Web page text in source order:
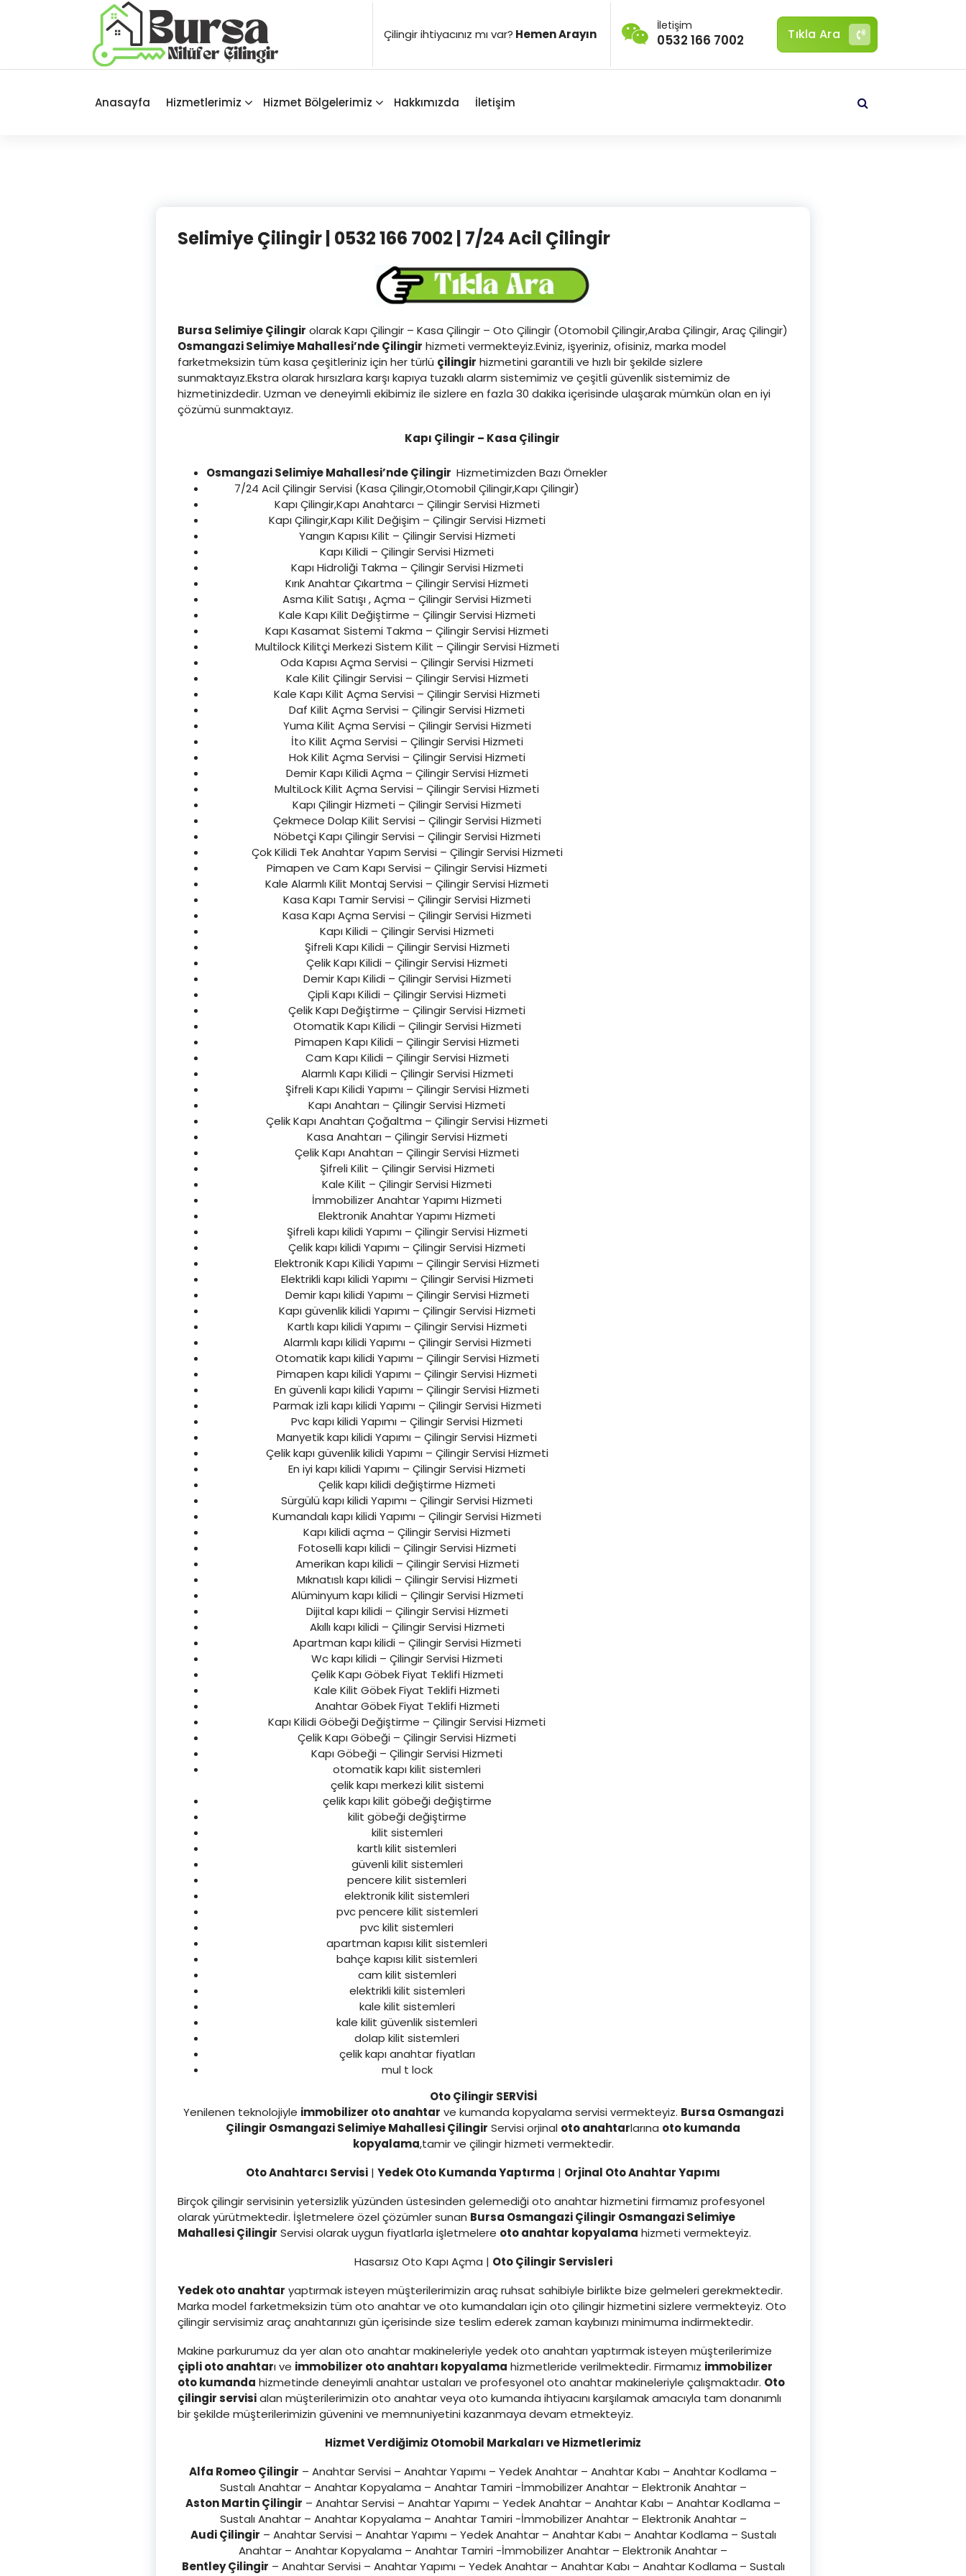
Çilingir ihtiyacınız mı var? Hemen Arayın
İletişim
0532 166 7002 Tıkla Ara
Anasayfa Hizmetlerimiz Hizmet Bölgelerimiz Hakkımızda İletişim
Selimiye Çilingir | 0532 166 7002 | 7/24 Acil Çilingir
Bursa Selimiye Çilingir olarak Kapı Çilingir – Kasa Çilingir – Oto Çilingir (Otomobil Çilingir,Araba Çilingir, Araç Çilingir)
OsmangaziSelimiye Mahallesi’nde Çilingir hizmeti vermekteyiz.Eviniz, işyeriniz, ofisiniz, marka model
farketmeksizin tüm kasa çeşitleriniz için her türlü çilingir hizmetini garantili ve hızlı bir şekilde sizlere
sunmaktayız.Ekstra olarak hırsızlara karşı kapıya tuzaklı alarm sistemimiz ve çeşitli güvenlik sistemimiz de
hizmetinizdedir. Uzman ve deneyimli ekibimiz ile sizlere en fazla 30 dakika içerisinde ulaşarak mümkün olan en iyi
çözümü sunmaktayız.
Kapı Çilingir – Kasa Çilingir
Osmangazi Selimiye Mahallesi’nde Çilingir Hizmetimizden Bazı Örnekler
7/24 Acil Çilingir Servisi (Kasa Çilingir,Otomobil Çilingir,Kapı Çilingir)
Kapı Çilingir,Kapı Anahtarcı – Çilingir Servisi Hizmeti
Kapı Çilingir,Kapı Kilit Değişim – Çilingir Servisi Hizmeti
Yangın Kapısı Kilit – Çilingir Servisi Hizmeti
Kapı Kilidi – Çilingir Servisi Hizmeti
Kapı Hidroliği Takma – Çilingir Servisi Hizmeti
Kırık Anahtar Çıkartma – Çilingir Servisi Hizmeti
Asma Kilit Satışı , Açma – Çilingir Servisi Hizmeti
Kale Kapı Kilit Değiştirme – Çilingir Servisi Hizmeti
Kapı Kasamat Sistemi Takma – Çilingir Servisi Hizmeti
Multilock Kilitçi Merkezi Sistem Kilit – Çilingir Servisi Hizmeti
Oda Kapısı Açma Servisi – Çilingir Servisi Hizmeti
Kale Kilit Çilingir Servisi – Çilingir Servisi Hizmeti
Kale Kapı Kilit Açma Servisi – Çilingir Servisi Hizmeti
Daf Kilit Açma Servisi – Çilingir Servisi Hizmeti
Yuma Kilit Açma Servisi – Çilingir Servisi Hizmeti
İto Kilit Açma Servisi – Çilingir Servisi Hizmeti
Hok Kilit Açma Servisi – Çilingir Servisi Hizmeti
Demir Kapı Kilidi Açma – Çilingir Servisi Hizmeti
MultiLock Kilit Açma Servisi – Çilingir Servisi Hizmeti
Kapı Çilingir Hizmeti – Çilingir Servisi Hizmeti
Çekmece Dolap Kilit Servisi – Çilingir Servisi Hizmeti
Nöbetçi Kapı Çilingir Servisi – Çilingir Servisi Hizmeti
Çok Kilidi Tek Anahtar Yapım Servisi – Çilingir Servisi Hizmeti
Pimapen ve Cam Kapı Servisi – Çilingir Servisi Hizmeti
Kale Alarmlı Kilit Montaj Servisi – Çilingir Servisi Hizmeti
Kasa Kapı Tamir Servisi – Çilingir Servisi Hizmeti
Kasa Kapı Açma Servisi – Çilingir Servisi Hizmeti
Kapı Kilidi – Çilingir Servisi Hizmeti
Şifreli Kapı Kilidi – Çilingir Servisi Hizmeti
Çelik Kapı Kilidi – Çilingir Servisi Hizmeti
Demir Kapı Kilidi – Çilingir Servisi Hizmeti
Çipli Kapı Kilidi – Çilingir Servisi Hizmeti
Çelik Kapı Değiştirme – Çilingir Servisi Hizmeti
Otomatik Kapı Kilidi – Çilingir Servisi Hizmeti
Pimapen Kapı Kilidi – Çilingir Servisi Hizmeti
Cam Kapı Kilidi – Çilingir Servisi Hizmeti
Alarmlı Kapı Kilidi – Çilingir Servisi Hizmeti
Şifreli Kapı Kilidi Yapımı – Çilingir Servisi Hizmeti
Kapı Anahtarı – Çilingir Servisi Hizmeti
Çelik Kapı Anahtarı Çoğaltma – Çilingir Servisi Hizmeti
Kasa Anahtarı – Çilingir Servisi Hizmeti
Çelik Kapı Anahtarı – Çilingir Servisi Hizmeti
Şifreli Kilit – Çilingir Servisi Hizmeti
Kale Kilit – Çilingir Servisi Hizmeti
İmmobilizer Anahtar Yapımı Hizmeti
Elektronik Anahtar Yapımı Hizmeti
Şifreli kapı kilidi Yapımı – Çilingir Servisi Hizmeti
Çelik kapı kilidi Yapımı – Çilingir Servisi Hizmeti
Elektronik Kapı Kilidi Yapımı – Çilingir Servisi Hizmeti
Elektrikli kapı kilidi Yapımı – Çilingir Servisi Hizmeti
Demir kapı kilidi Yapımı – Çilingir Servisi Hizmeti
Kapı güvenlik kilidi Yapımı – Çilingir Servisi Hizmeti
Kartlı kapı kilidi Yapımı – Çilingir Servisi Hizmeti
Alarmlı kapı kilidi Yapımı – Çilingir Servisi Hizmeti
Otomatik kapı kilidi Yapımı – Çilingir Servisi Hizmeti
Pimapen kapı kilidi Yapımı – Çilingir Servisi Hizmeti
En güvenli kapı kilidi Yapımı – Çilingir Servisi Hizmeti
Parmak izli kapı kilidi Yapımı – Çilingir Servisi Hizmeti
Pvc kapı kilidi Yapımı – Çilingir Servisi Hizmeti
Manyetik kapı kilidi Yapımı – Çilingir Servisi Hizmeti
Çelik kapı güvenlik kilidi Yapımı – Çilingir Servisi Hizmeti
En iyi kapı kilidi Yapımı – Çilingir Servisi Hizmeti
Çelik kapı kilidi değiştirme Hizmeti
Sürgülü kapı kilidi Yapımı – Çilingir Servisi Hizmeti
Kumandalı kapı kilidi Yapımı – Çilingir Servisi Hizmeti
Kapı kilidi açma – Çilingir Servisi Hizmeti
Fotoselli kapı kilidi – Çilingir Servisi Hizmeti
Amerikan kapı kilidi – Çilingir Servisi Hizmeti
Mıknatıslı kapı kilidi – Çilingir Servisi Hizmeti
Alüminyum kapı kilidi – Çilingir Servisi Hizmeti
Dijital kapı kilidi – Çilingir Servisi Hizmeti
Akıllı kapı kilidi – Çilingir Servisi Hizmeti
Apartman kapı kilidi – Çilingir Servisi Hizmeti
Wc kapı kilidi – Çilingir Servisi Hizmeti
Çelik Kapı Göbek Fiyat Teklifi Hizmeti
Kale Kilit Göbek Fiyat Teklifi Hizmeti
Anahtar Göbek Fiyat Teklifi Hizmeti
Kapı Kilidi Göbeği Değiştirme – Çilingir Servisi Hizmeti
Çelik Kapı Göbeği – Çilingir Servisi Hizmeti
Kapı Göbeği – Çilingir Servisi Hizmeti
otomatik kapı kilit sistemleri
çelik kapı merkezi kilit sistemi
çelik kapı kilit göbeği değiştirme
kilit göbeği değiştirme
kilit sistemleri
kartlı kilit sistemleri
güvenli kilit sistemleri
pencere kilit sistemleri
elektronik kilit sistemleri
pvc pencere kilit sistemleri
pvc kilit sistemleri
apartman kapısı kilit sistemleri
bahçe kapısı kilit sistemleri
cam kilit sistemleri
elektrikli kilit sistemleri
kale kilit sistemleri
kale kilit güvenlik sistemleri
dolap kilit sistemleri
çelik kapı anahtar fiyatları
mul t lock
Oto Çilingir SERVİSİ
Yenilenen teknolojiyle immobilizer oto anahtar ve kumanda kopyalama servisi vermekteyiz. Bursa Osmangazi
Çilingir Osmangazi Selimiye Mahallesi Çilingir Servisi orjinal oto anahtarlarına oto kumanda
kopyalama,tamir ve çilingir hizmeti vermektedir.
Oto Anahtarcı Servisi | Yedek Oto Kumanda Yaptırma | Orjinal Oto Anahtar Yapımı
Birçok çilingir servisinin yetersizlik yüzünden üstesinden gelemediği oto anahtar hizmetini firmamız profesyonel
olarak yürütmektedir. İşletmelere özel çözümler sunan Bursa Osmangazi Çilingir Osmangazi Selimiye
Mahallesi Çilingir Servisi olarak uygun fiyatlarla işletmelere oto anahtar kopyalama hizmeti vermekteyiz.
Hasarsız Oto Kapı Açma | Oto Çilingir Servisleri
Yedek oto anahtar yaptırmak isteyen müşterilerimizin araç ruhsat sahibiyle birlikte bize gelmeleri gerekmektedir.
Marka model farketmeksizin tüm oto anahtar ve oto kumandaları için oto çilingir hizmetini sizlere vermekteyiz. Oto
çilingir servisimiz araç anahtarınızı gün içerisinde size teslim ederek zaman kaybınızı minimuma indirmektedir.
Makine parkurumuz da yer alan oto anahtar makineleriyle yedek oto anahtarı yaptırmak isteyen müşterilerimize
çipli oto anahtarı ve immobilizer oto anahtarı kopyalama hizmetleride verilmektedir. Firmamız immobilizer
oto kumanda hizmetinde deneyimli anahtar ustaları ve profesyonel oto anahtar makineleriyle çalışmaktadır. Oto
çilingir servisialan müşterilerimizin oto anahtar veya oto kumanda ihtiyacını karşılamak amacıyla tam donanımlı
bir şekilde müşterilerimizin güvenini ve memnuniyetini kazanmaya devam etmekteyiz.
Hizmet Verdiğimiz Otomobil Markaları ve Hizmetlerimiz
Alfa Romeo Çilingir – Anahtar Servisi – Anahtar Yapımı – Yedek Anahtar – Anahtar Kabı – Anahtar Kodlama –
Sustalı Anahtar – Anahtar Kopyalama – Anahtar Tamiri -İmmobilizer Anahtar – Elektronik Anahtar –
Aston Martin Çilingir – Anahtar Servisi – Anahtar Yapımı – Yedek Anahtar – Anahtar Kabı – Anahtar Kodlama –
Sustalı Anahtar – Anahtar Kopyalama – Anahtar Tamiri -İmmobilizer Anahtar – Elektronik Anahtar –
Audi Çilingir – Anahtar Servisi – Anahtar Yapımı – Yedek Anahtar – Anahtar Kabı – Anahtar Kodlama – Sustalı
Anahtar – Anahtar Kopyalama – Anahtar Tamiri -İmmobilizer Anahtar – Elektronik Anahtar –
Bentley Çilingir – Anahtar Servisi – Anahtar Yapımı – Yedek Anahtar – Anahtar Kabı – Anahtar Kodlama – Sustalı